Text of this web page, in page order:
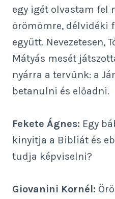
egy igét olvastam fel
örömömre, délvidéki
együtt. Nevezetesen,
Mátyás mesét
nyárra a tervünk: a
betanulni és előadni.
Fekete Ágnes: Egy
kinyitja a Bibliát és
tudja képviselni?
Giovanini Kornél: